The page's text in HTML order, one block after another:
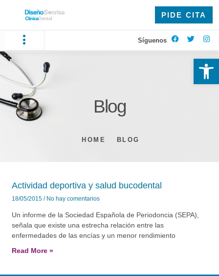
PIDE CITA
Síguenos
Blog
HOME BLOG
Actividad deportiva y salud bucodental
18/05/2015 No hay comentarios
Un informe de la Sociedad Española de Periodoncia (SEPA),
señala que existe una estrecha relación entre las
enfermedades de las encías y un menor rendimiento
Read More »